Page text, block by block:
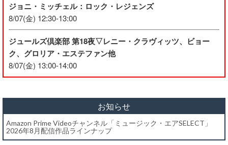
ジョニ・ミッチェル：ロック・レジェンズ
8/07(金) 12:30-13:00
ジュールズ倶楽部 第18夜▽レニー・クラヴィッツ、ビョー
ク、グロリア・エステファン他
8/07(金) 13:00-14:00
お知らせ
Amazon Prime Videoチャンネル「ミュージック・エアSELECT」
2026年8月配信作品ラインナップ